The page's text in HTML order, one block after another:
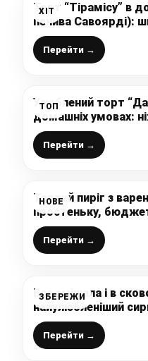
ХІТ
Торт “Тірамісу” в
печива Савоярді):
смачно, цей рецепт
записничку
Перейти →
ТОП
Улюблений торт
домашніх умовах:
м’який і дуже,
просто і доступно
Перейти →
НОВЕ
Тертий пиріг з
простеньку,
випічку до чаю
Перейти →
ЗБЕРЕЖИ
Все змішала і в
найулюбленіший
або просто до чаю.
швидше знайти
дуже смачно
Перейти →